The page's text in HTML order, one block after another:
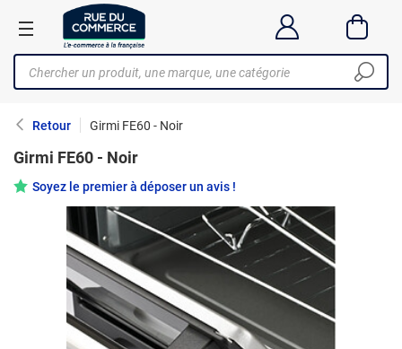
Retour Girmi FE60 - Noir
Girmi FE60 - Noir
Soyez le premier à déposer un avis !